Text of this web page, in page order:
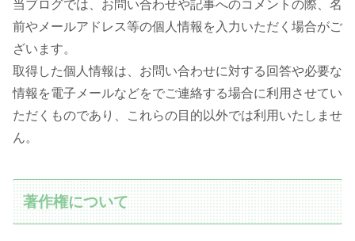
当ブログでは、お問い合わせや記事へのコメントの際、名
前やメールアドレス等の個人情報を入力いただく場合がご
ざいます。
取得した個人情報は、お問い合わせに対する回答や必要な
情報を電子メールなどをでご連絡する場合に利用させてい
ただくものであり、これらの目的以外では利用いたしませ
ん。
著作権について